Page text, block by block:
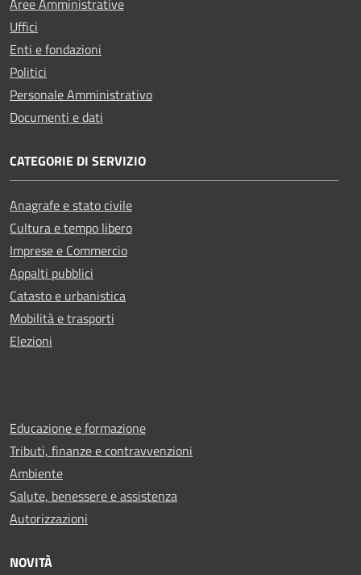
Uffici
Enti e fondazioni
Politici
Personale Amministrativo
Documenti e dati
CATEGORIE DI SERVIZIO
Anagrafe e stato civile
Cultura e tempo libero
Imprese e Commercio
Appalti pubblici
Catasto e urbanistica
Mobilità e trasporti
Elezioni
Educazione e formazione
Tributi, finanze e contravvenzioni
Ambiente
Salute, benessere e assistenza
Autorizzazioni
NOVITÀ